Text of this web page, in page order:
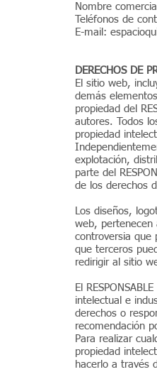
Nombre
Teléfonos de
E-mail:
DERECHOS DE
El sitio web,
demás
propiedad del
autores. Todos
propiedad
explotación,
parte del
de los derechos
Los diseños,
web, pertenecen
controversia que
que terceros
redirigir al sitio
El
intelectual e
derechos o
recomendación
Para realizar
propiedad
hacerlo a través